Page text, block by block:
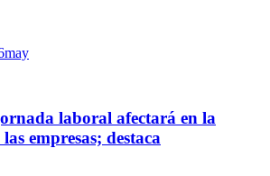
laboral afectará en la
empresas; destaca